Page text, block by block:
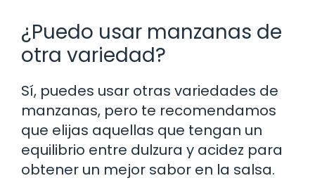
¿Puedo usar manzanas de
otra variedad?
Sí, puedes usar otras variedades de
manzanas, pero te recomendamos
que elijas aquellas que tengan un
equilibrio entre dulzura y acidez para
obtener un mejor sabor en la salsa.